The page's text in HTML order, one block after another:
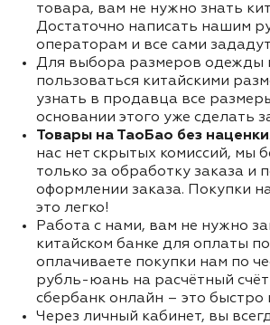
товара, вам не нужно знать
Достаточно написать нашим
операторам и все сами
Для выбора размеров одежды
пользоваться китайскими
узнать в продавца все
основании этого уже сделать
Товары на ТаоБао без наценки
нас нет скрытых комиссий, мы
только за обработку заказа и
оформлении заказа. Покупки
это легко!
Работа с нами, вам не нужно
китайском банке для оплаты
оплачиваете покупки нам по
рубль-юань на расчётный счёт
сбербанк онлайн – это быстро
Через личный кабинет, вы